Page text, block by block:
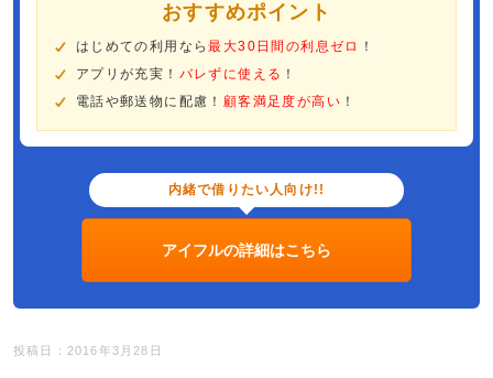
おすすめポイント
はじめての利用なら最大30日間の利息ゼロ
！
アプリが充実！ バレずに使える ！
電話や郵送物に配慮！ 顧客満足度が高い ！
内緒で借りたい人向け!!
アイフルの詳細はこちら
投稿日：2016年3月28日